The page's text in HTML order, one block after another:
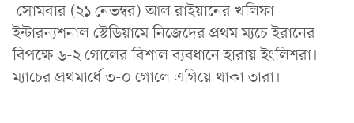
সোমবার (২১ নেভম্বর) আল রাইয়ানের খলিফা
ইন্টারন্যশনাল স্টেডিয়ামে নিজেদের প্রথম ম্যচে ইরানের
বিপক্ষে ৬-২ গোলের বিশাল ব্যবধানে হারায় ইংলিশরা।
ম্যাচের প্রথমার্ধে ৩-০ গোলে এগিয়ে থাকা তারা।